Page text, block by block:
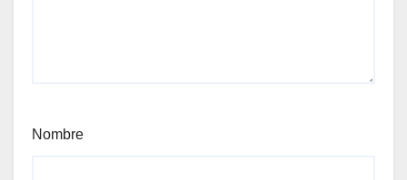
Nombre